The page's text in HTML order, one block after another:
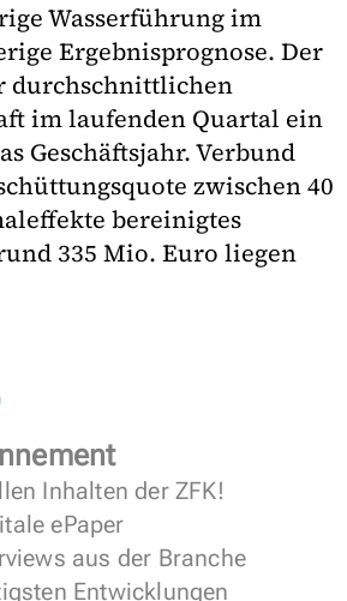
Wasserführung im
Ergebnisprognose. Der
durchschnittlichen
im laufenden Quartal ein
Geschäftsjahr. Verbund
zwischen 40
bereinigtes
335 Mio. Euro liegen
Inhalten der ZFK!
ePaper
aus der Branche
Entwicklungen